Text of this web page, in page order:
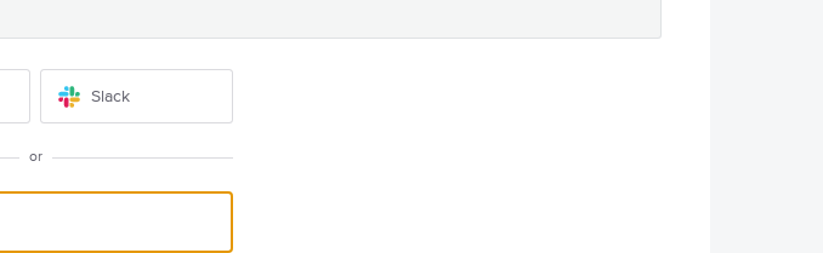
Slack
or